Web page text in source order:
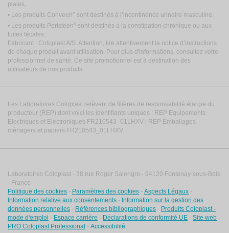
plaies,
• Les produits Conveen ®
sont destinés à l’incontinence urinaire masculine,
• Les produits Peristeen ®
sont destinés à la constipation chronique ou aux
fuites fécales.
Fabricant : Coloplast A/S. Attention, lire attentivement la notice d’instructions
de chaque produit avant utilisation. Pour plus d'informations, consultez votre
professionnel de santé. Ce site promotionnel est à destination des
utilisateurs de nos produits.
Les Laboratoires Coloplast relèvent de filières de responsabilité élargie du
producteur (REP) dont voici les identifiants uniques : REP Equipements
Electriques et Electroniques FR210543_01LHXV | REP Emballages
ménagers et papiers FR210543_01LHXV.
Laboratoires Coloplast - 38 rue Roger Salengro - 94120 Fontenay-sous-Bois
- France
Politique des cookies - Paramètres des cookies - Aspects Légaux -
Information relative aux consentements - Information sur la gestion des
données personnelles - Références bibliographiques - Produits Coloplast -
mode d'emploi - Espace carrière - Déclarations de conformité UE - Site web
PRO Coloplast Professional - Accessibilité